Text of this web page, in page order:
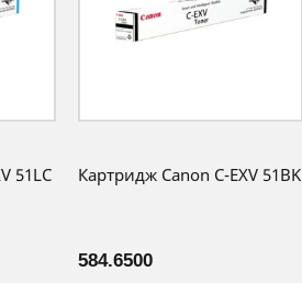
51LC Картридж Canon C-EXV 51BK
584.6500